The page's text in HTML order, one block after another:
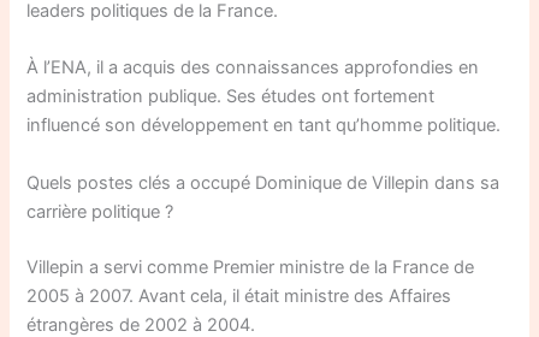
leaders politiques de la France.
À l’ENA, il a acquis des connaissances approfondies en
administration publique. Ses études ont fortement
influencé son développement en tant qu’homme politique.
Quels postes clés a occupé Dominique de Villepin dans sa
carrière politique ?
Villepin a servi comme Premier ministre de la France de
2005 à 2007. Avant cela, il était ministre des Affaires
étrangères de 2002 à 2004.